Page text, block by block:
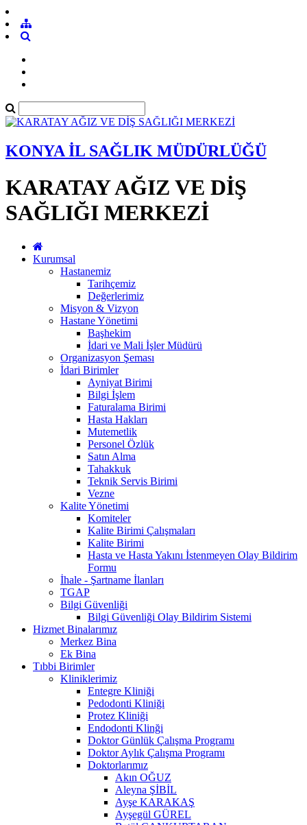
KONYA İL SAĞLIK MÜDÜRLÜĞÜ
KARATAY AĞIZ VE DİŞ
SAĞLIĞI MERKEZİ
Kurumsal
Hastanemiz
Tarihçemiz
Değerlerimiz
Misyon & Vizyon
Hastane Yönetimi
Başhekim
İdari ve Mali İşler Müdürü
Organizasyon Şeması
İdari Birimler
Ayniyat Birimi
Bilgi İşlem
Faturalama Birimi
Hasta Hakları
Mutemetlik
Personel Özlük
Satın Alma
Tahakkuk
Teknik Servis Birimi
Vezne
Kalite Yönetimi
Komiteler
Kalite Birimi Çalışmaları
Kalite Birimi
Hasta ve Hasta Yakını İstenmeyen Olay Bildirim
Formu
İhale - Şartname İlanları
TGAP
Bilgi Güvenliği
Bilgi Güvenliği Olay Bildirim Sistemi
Hizmet Binalarımız
Merkez Bina
Ek Bina
Tıbbi Birimler
Kliniklerimiz
Entegre Kliniği
Pedodonti Kliniği
Protez Kliniği
Endodonti Klinği
Doktor Günlük Çalışma Programı
Doktor Aylık Çalışma Programı
Doktorlarımız
Akın OĞUZ
Aleyna ŞİBİL
Ayşe KARAKAŞ
Ayşegül GÜREL